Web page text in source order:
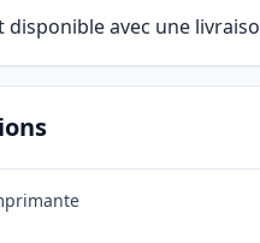
disponible avec une